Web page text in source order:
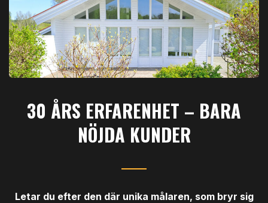
30 ÅRS ERFARENHET – BARA
NÖJDA KUNDER
Letar du efter den där unika målaren, som bryr sig